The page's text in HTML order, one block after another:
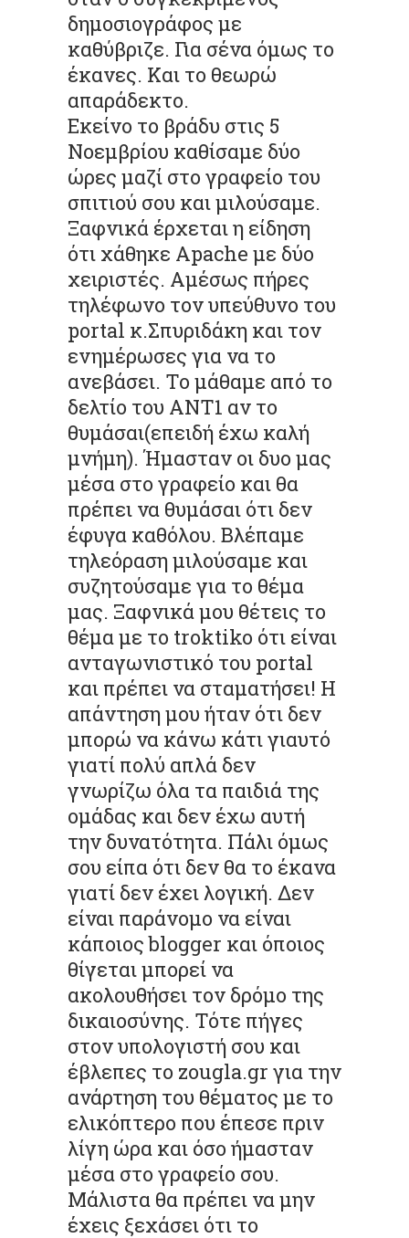
δημοσιογράφος με
καθύβριζε. Για σένα όμως το
έκανες. Και το θεωρώ
απαράδεκτο.
Εκείνο το βράδυ στις 5
Νοεμβρίου καθίσαμε δύο
ώρες μαζί στο γραφείο του
σπιτιού σου και μιλούσαμε.
Ξαφνικά έρχεται η είδηση
ότι χάθηκε Apache με δύο
χειριστές. Αμέσως πήρες
τηλέφωνο τον υπεύθυνο του
portal κ.Σπυριδάκη και τον
ενημέρωσες για να το
ανεβάσει. Το μάθαμε από το
δελτίο του ΑΝΤ1 αν το
θυμάσαι(επειδή έχω καλή
μνήμη). Ήμασταν οι δυο μας
μέσα στο γραφείο και θα
πρέπει να θυμάσαι ότι δεν
έφυγα καθόλου. Βλέπαμε
τηλεόραση μιλούσαμε και
συζητούσαμε για το θέμα
μας. Ξαφνικά μου θέτεις το
θέμα με το troktiko ότι είναι
ανταγωνιστικό του portal
και πρέπει να σταματήσει! Η
απάντηση μου ήταν ότι δεν
μπορώ να κάνω κάτι γιαυτό
γιατί πολύ απλά δεν
γνωρίζω όλα τα παιδιά της
ομάδας και δεν έχω αυτή
την δυνατότητα. Πάλι όμως
σου είπα ότι δεν θα το έκανα
γιατί δεν έχει λογική. Δεν
είναι παράνομο να είναι
κάποιος blogger και όποιος
θίγεται μπορεί να
ακολουθήσει τον δρόμο της
δικαιοσύνης. Τότε πήγες
στον υπολογιστή σου και
έβλεπες το zougla.gr για την
ανάρτηση του θέματος με το
ελικόπτερο που έπεσε πριν
λίγη ώρα και όσο ήμασταν
μέσα στο γραφείο σου.
Μάλιστα θα πρέπει να μην
έχεις ξεχάσει ότι το